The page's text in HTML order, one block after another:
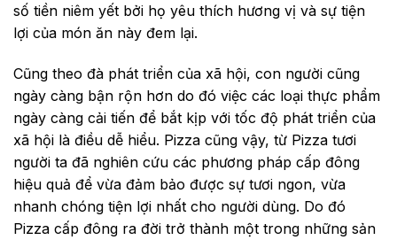
số tiền niêm yết bởi họ yêu thích hương vị và sự tiện
lợi của món ăn này đem lại.
Cũng theo đà phát triển của xã hội, con người cũng
ngày càng bận rộn hơn do đó việc các loại thực phẩm
ngày càng cải tiến để bắt kịp với tốc độ phát triển của
xã hội là điều dễ hiểu. Pizza cũng vậy, từ Pizza tươi
người ta đã nghiên cứu các phương pháp cấp đông
hiệu quả để vừa đảm bảo được sự tươi ngon, vừa
nhanh chóng tiện lợi nhất cho người dùng. Do đó
Pizza cấp đông ra đời trở thành một trong những sản